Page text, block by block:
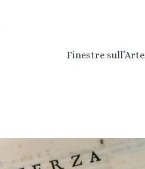
Finestre sull’Arte